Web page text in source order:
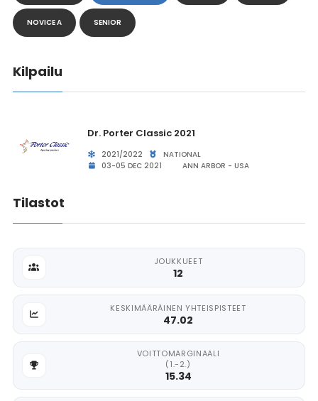
NOVICE A SENIOR
Kilpailu
Dr. Porter Classic 2021
2021/2022
NATIONAL
03-05 DEC 2021
ANN ARBOR - USA
Tilastot
JOUKKUEET
12
KESKIMÄÄRÄINEN YHTEISPISTEET
47.02
VOITTOMARGINAALI
(1.-2.)
15.34